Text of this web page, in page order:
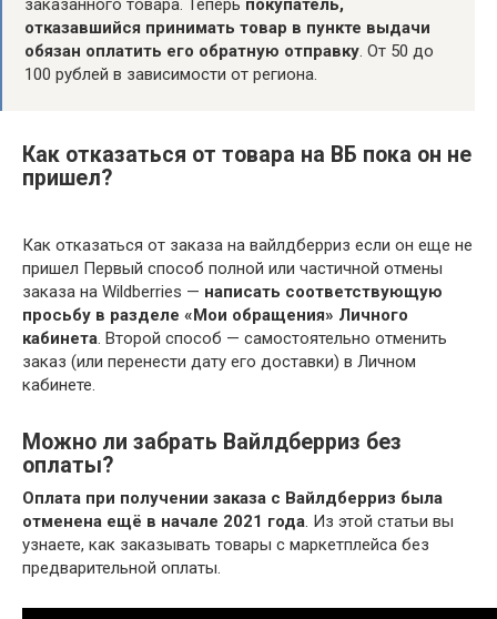
заказанного товара. Теперь покупатель,
отказавшийся принимать товар в пункте выдачи
обязан оплатить его обратную отправку. От 50 до
100 рублей в зависимости от региона.
Как отказаться от товара на ВБ пока он не
пришел?
Как отказаться от заказа на вайлдберриз если он еще не
пришел Первый способ полной или частичной отмены
заказа на Wildberries — написать соответствующую
просьбу в разделе «Мои обращения» Личного
кабинета. Второй способ — самостоятельно отменить
заказ (или перенести дату его доставки) в Личном
кабинете.
Можно ли забрать Вайлдберриз без
оплаты?
Оплата при получении заказа с Вайлдберриз была
отменена ещё в начале 2021 года. Из этой статьи вы
узнаете, как заказывать товары с маркетплейса без
предварительной оплаты.